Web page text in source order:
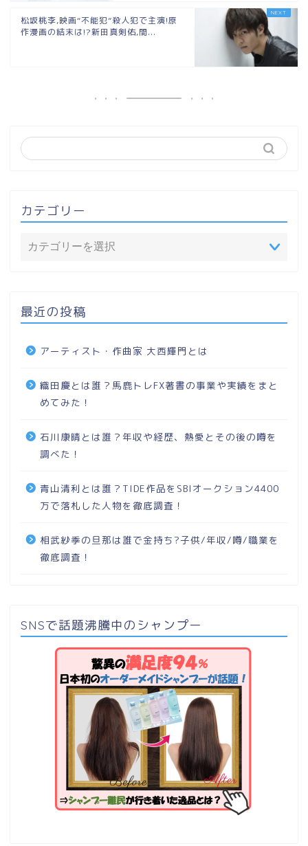
松坂桃李,映画“不能犯”殺人犯で主演!原
作漫画の結末は!?新田真剣佑,間...
カテゴリー
最近の投稿
アーティスト・作曲家 大西輝門とは
織田慶とは誰？馬鹿トレFX著書の事業や実績をまと
めてみた！
石川康晴とは誰？年収や経歴、熱愛とその後の噂を
調べた！
青山清利とは誰？TIDE作品をSBIオークション4400
万で落札した人物を徹底調査！
相武紗季の旦那は誰で金持ち?子供/年収/噂/職業を
徹底調査！
SNSで話題沸騰中のシャンプー